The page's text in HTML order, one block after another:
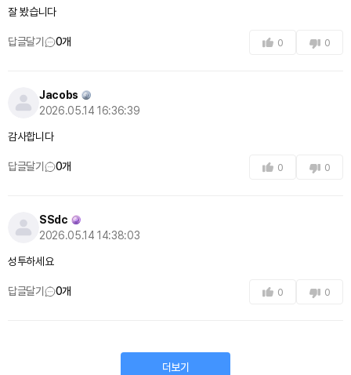
잘 봤습니다
답글달기 0개 0 0
Jacobs
2026.05.14 16:36:39
감사합니다
답글달기 0개 0 0
SSdc
2026.05.14 14:38:03
성투하세요
답글달기 0개 0 0
더보기